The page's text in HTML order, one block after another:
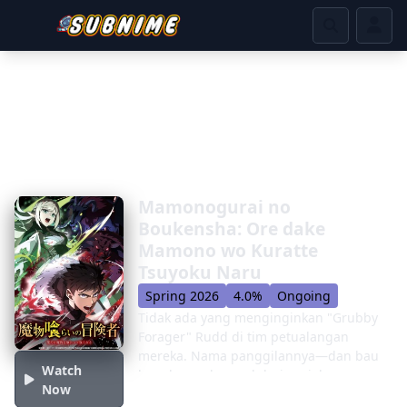
Watch
Now
Mamonogurai no
Boukensha: Ore dake
Mamono wo Kuratte
Tsuyoku Naru
Spring 2026 4.0%
Ongoing
Tidak ada yang menginginkan "Grubby
Forager" Rudd di tim petualangan
mereka. Nama panggilannya—dan bau